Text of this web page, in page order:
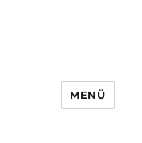
MENÜ